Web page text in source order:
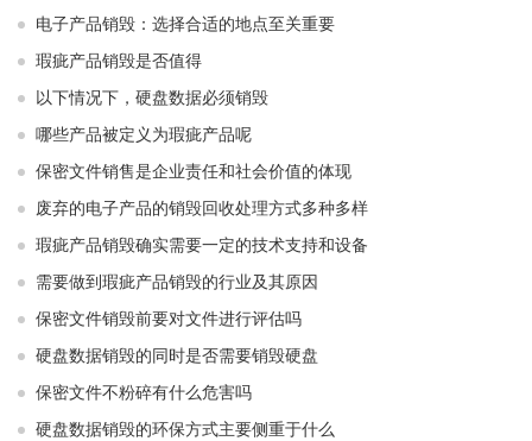
电子产品销毁：选择合适的地点至关重要
瑕疵产品销毁是否值得
以下情况下，硬盘数据必须销毁
哪些产品被定义为瑕疵产品呢
保密文件销售是企业责任和社会价值的体现
废弃的电子产品的销毁回收处理方式多种多样
瑕疵产品销毁确实需要一定的技术支持和设备
需要做到瑕疵产品销毁的行业及其原因
保密文件销毁前要对文件进行评估吗
硬盘数据销毁的同时是否需要销毁硬盘
保密文件不粉碎有什么危害吗
硬盘数据销毁的环保方式主要侧重于什么